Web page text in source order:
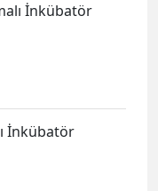
İnkübatör
İnkübatör